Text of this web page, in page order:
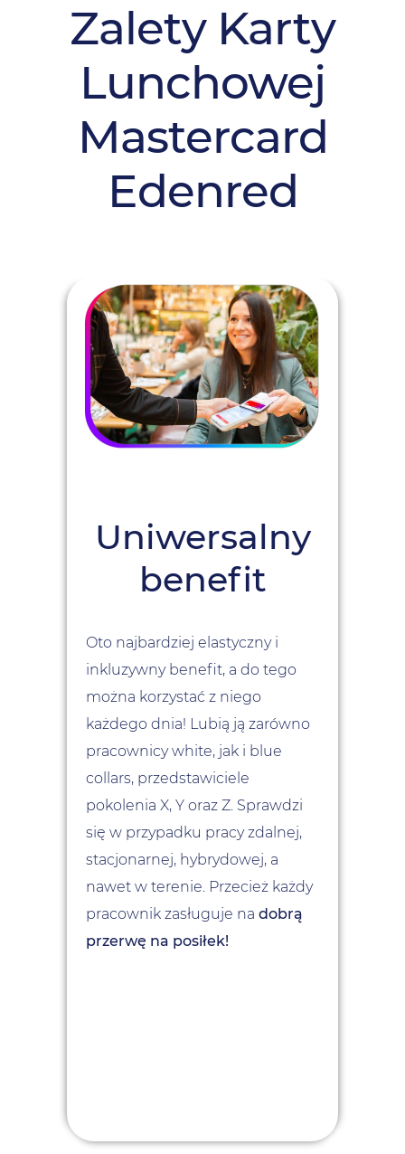
Zalety Karty
Lunchowej
Mastercard
Edenred
Uniwersalny
benefit
Oto najbardziej elastyczny i
inkluzywny benefit, a do tego
można korzystać z niego
każdego dnia! Lubią ją zarówno
pracownicy white, jak i blue
collars, przedstawiciele
pokolenia X, Y oraz Z. Sprawdzi
się w przypadku pracy zdalnej,
stacjonarnej, hybrydowej, a
nawet w terenie. Przecież każdy
pracownik zasługuje na dobrą
przerwę na posiłek!